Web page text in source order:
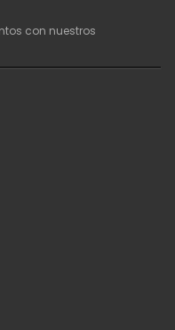
con nuestros